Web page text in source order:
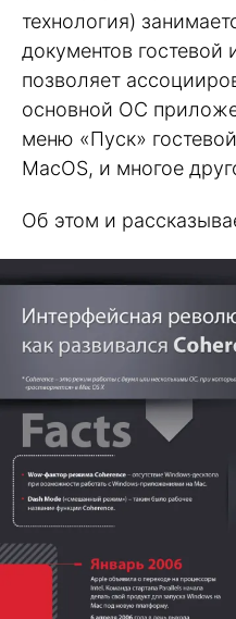
технология)
документов
позволяет
основной ОС
меню «Пуск»
MacOS, и многое
Об этом и